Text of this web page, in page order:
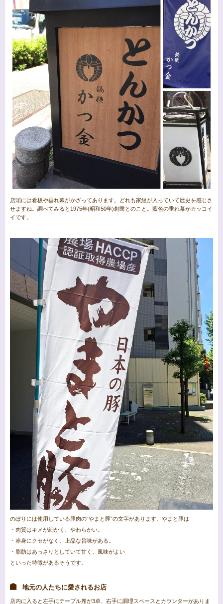
店頭には看板や垂れ幕がかざってあります。どれも家紋が入っていて歴史を感じさ
せますね。調べてみると1975年(昭和50年)創業とのこと。藍色の垂れ幕がカッコイ
イです。
のぼりには使用している豚肉の“やまと豚”の文字があります。やまと豚は
・肉質はキメが細かく、やわらかい。
・赤身にクセがなく、上品な旨味がある。
・脂肪はあっさりとしていて甘く、風味がよい
といった特徴があるそうです。
地元の人たちに愛されるお店
店内に入ると左手にテーブル席が3卓、右手に調理スペースとカウンターがありま